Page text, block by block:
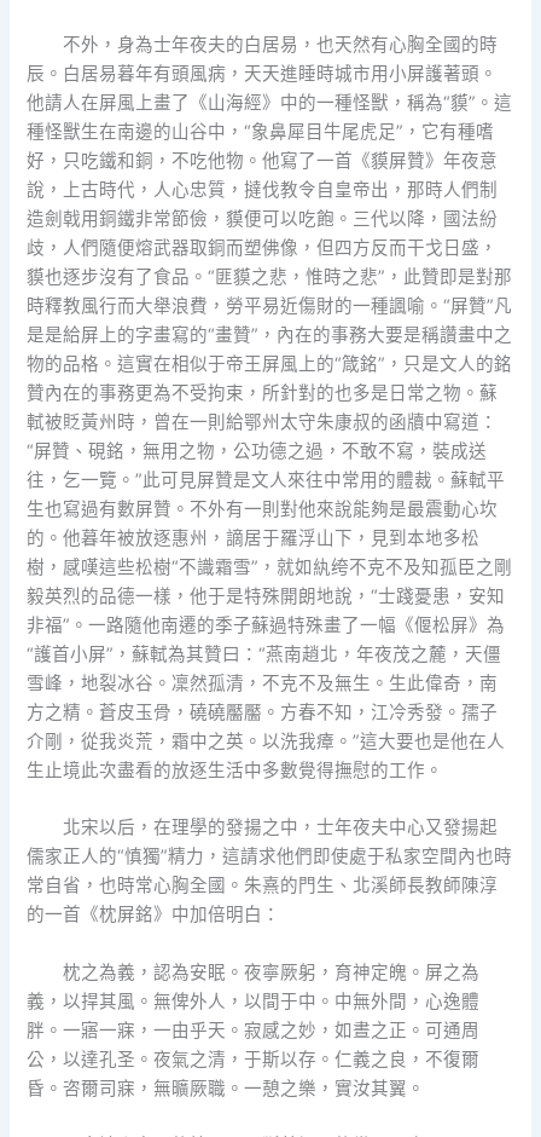
不外，身為士年夜夫的白居易，也天然有心胸全國的時
辰。白居易暮年有頭風病，天天進睡時城市用小屏護著頭。
他請人在屏風上畫了《山海經》中的一種怪獸，稱為“貘”。這
種怪獸生在南邊的山谷中，“象鼻犀目牛尾虎足”，它有種嗜
好，只吃鐵和銅，不吃他物。他寫了一首《貘屏贊》年夜意
說，上古時代，人心忠質，撻伐教令自皇帝出，那時人們制
造劍戟用銅鐵非常節儉，貘便可以吃飽。三代以降，國法紛
歧，人們隨便熔武器取銅而塑佛像，但四方反而干戈日盛，
貘也逐步沒有了食品。“匪貘之悲，惟時之悲”，此贊即是對那
時釋教風行而大舉浪費，勞平易近傷財的一種諷喻。“屏贊”凡
是是給屏上的字畫寫的“畫贊”，內在的事務大要是稱讚畫中之
物的品格。這實在相似于帝王屏風上的“箴銘”，只是文人的銘
贊內在的事務更為不受拘束，所針對的也多是日常之物。蘇
軾被貶黃州時，曾在一則給鄂州太守朱康叔的函牘中寫道：
“屏贊、硯銘，無用之物，公功德之過，不敢不寫，裝成送
往，乞一覽。”此可見屏贊是文人來往中常用的體裁。蘇軾平
生也寫過有數屏贊。不外有一則對他來說能夠是最震動心坎
的。他暮年被放逐惠州，謫居于羅浮山下，見到本地多松
樹，感嘆這些松樹“不識霜雪”，就如紈绔不克不及知孤臣之剛
毅英烈的品德一樣，他于是特殊開朗地說，“士踐憂患，安知
非福”。一路隨他南遷的季子蘇過特殊畫了一幅《偃松屏》為
“護首小屏”，蘇軾為其贊曰：“燕南趙北，年夜茂之麓，天僵
雪峰，地裂冰谷。凜然孤清，不克不及無生。生此偉奇，南
方之精。蒼皮玉骨，磽磽靨靨。方春不知，江冷秀發。孺子
介剛，從我炎荒，霜中之英。以洗我瘴。”這大要也是他在人
生止境此次盡看的放逐生活中多數覺得撫慰的工作。
北宋以后，在理學的發揚之中，士年夜夫中心又發揚起
儒家正人的“慎獨”精力，這請求他們即使處于私家空間內也時
常自省，也時常心胸全國。朱熹的門生、北溪師長教師陳淳
的一首《枕屏銘》中加倍明白：
枕之為義，認為安眠。夜寧厥躬，育神定魄。屏之為
義，以捍其風。無俾外人，以間于中。中無外間，心逸體
胖。一寤一寐，一由乎天。寂感之妙，如晝之正。可通周
公，以達孔圣。夜氣之清，于斯以存。仁義之良，不復爾
昏。咨爾司寐，無曠厥職。一憩之樂，實汝其翼。